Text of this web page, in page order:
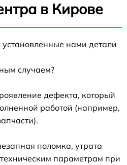
в Кирове
установленные нами детали
случаем?
дефекта, который
работой (например,
поломка, утрата
параметрам при